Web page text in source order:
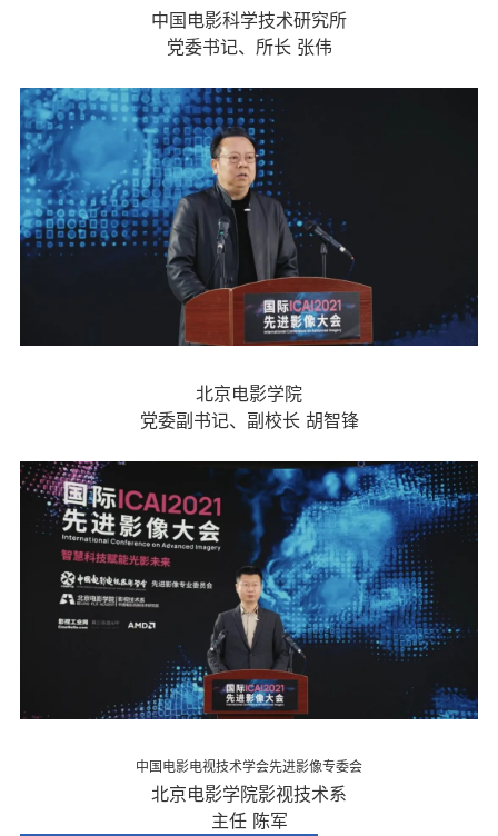
中国电影科学技术研究所
党委书记、所长 张伟
北京电影学院
党委副书记、副校长 胡智锋
中国电影电视技术学会先进影像专委会
北京电影学院影视技术系
主任 陈军